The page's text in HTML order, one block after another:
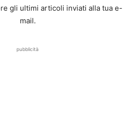
gli ultimi articoli inviati alla tua e-
mail.
pubblicità